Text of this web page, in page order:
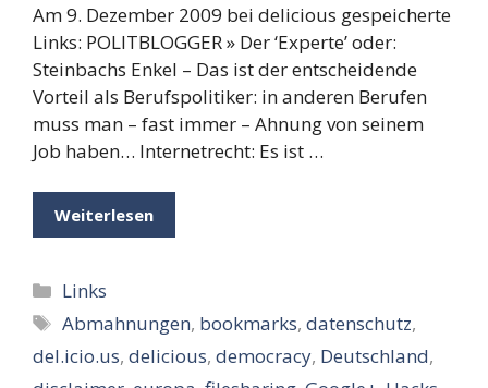
Am 9. Dezember 2009 bei delicious gespeicherte
Links: POLITBLOGGER » Der ‘Experte’ oder:
Steinbachs Enkel – Das ist der entscheidende
Vorteil als Berufspolitiker: in anderen Berufen
muss man – fast immer – Ahnung von seinem
Job haben… Internetrecht: Es ist …
Weiterlesen
Kategorien
Links
Schlagwörter
Abmahnungen, bookmarks,datenschutz,
del.icio.us, delicious, democracy, Deutschland,